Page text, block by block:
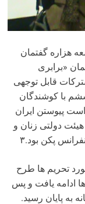
هزاره گفتمان
«برابری
قابل توجهی
با کوشندگان
پیوستن ایران
دولتی زنان و
تحریم ها طرح
ادامه یافت و پس
به پایان رسید.